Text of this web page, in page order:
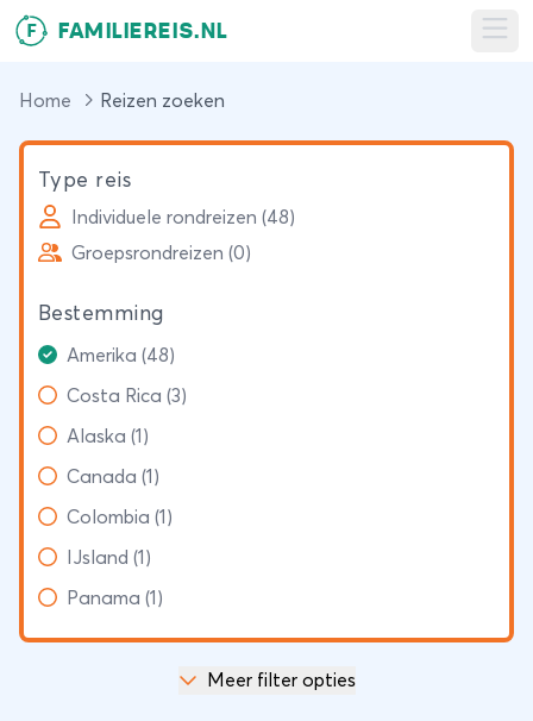
F FAMILIEREIS.NL
Home Reizen zoeken
Type reis
Individuele rondreizen (48)
Groepsrondreizen (0)
Bestemming
Amerika (48)
Costa Rica (3)
Alaska (1)
Canada (1)
Colombia (1)
IJsland (1)
Panama (1)
Meer filter opties